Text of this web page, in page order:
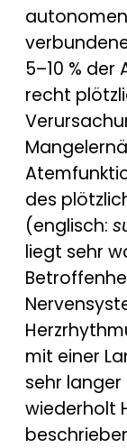
5–10 %
recht
des
(englisch:
liegt sehr
mit einer
sehr
wiederholt